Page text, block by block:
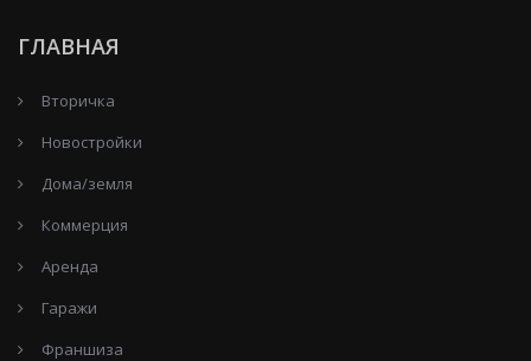
ГЛАВНАЯ
Вторичка
Новостройки
Дома/земля
Коммерция
Аренда
Гаражи
Франшиза